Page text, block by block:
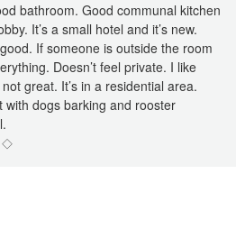
bathroom. Good communal kitchen
It’s a small hotel and it’s new.
If someone is outside the room
Doesn’t feel private. I like
great. It’s in a residential area.
with dogs barking and rooster
◇